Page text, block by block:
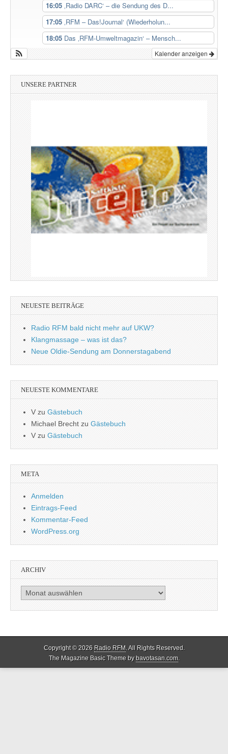
16:05 ‚Radio DARC‘ – die Sendung des D...
17:05 ‚RFM – Das!Journal‘ (Wiederholun...
18:05 Das ‚RFM-Umweltmagazin‘ – Mensch...
Kalender anzeigen
UNSERE PARTNER
NEUESTE BEITRÄGE
Radio RFM bald nicht mehr auf UKW?
Klangmassage – was ist das?
Neue Oldie-Sendung am Donnerstagabend
NEUESTE KOMMENTARE
V zu Gästebuch
Michael Brecht zu Gästebuch
Vzu Gästebuch
META
Anmelden
Eintrags-Feed
Kommentar-Feed
WordPress.org
ARCHIV
Archiv
Copyright © 2026 Radio RFM. All Rights Reserved.
The Magazine Basic Theme bybavotasan.com.